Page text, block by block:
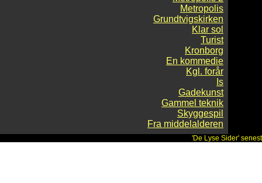
Metropolis
Grundtvigskirken
Klar sol
Turist
Kronborg
En kommedie
Kgl. forår
Is
Gadekunst
Gammel teknik
Skyggespil
Fra middelalderen
'De Lyse Sider'